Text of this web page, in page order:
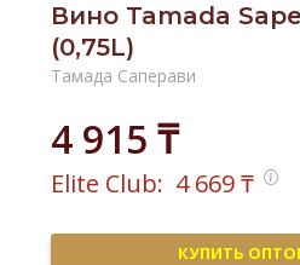
Вино Tamada
(0,75L)
Тамада Саперави
4 915 ₸
Elite Club: 4 669₸
КУПИТЬ